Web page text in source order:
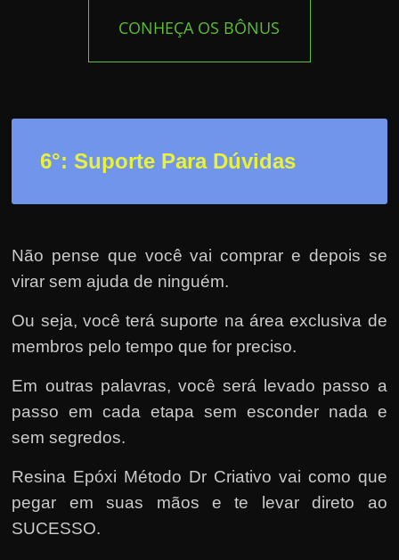
CONHEÇA OS BÔNUS
6°: Suporte Para Dúvidas
Não pense que você vai comprar e depois se
virar sem ajuda de ninguém.
Ou seja, você terá suporte na área exclusiva de
membros pelo tempo que for preciso.
Em outras palavras, você será levado passo a
passo em cada etapa sem esconder nada e
sem segredos.
Resina Epóxi Método Dr Criativo vai como que
pegar em suas mãos e te levar direto ao
SUCESSO.